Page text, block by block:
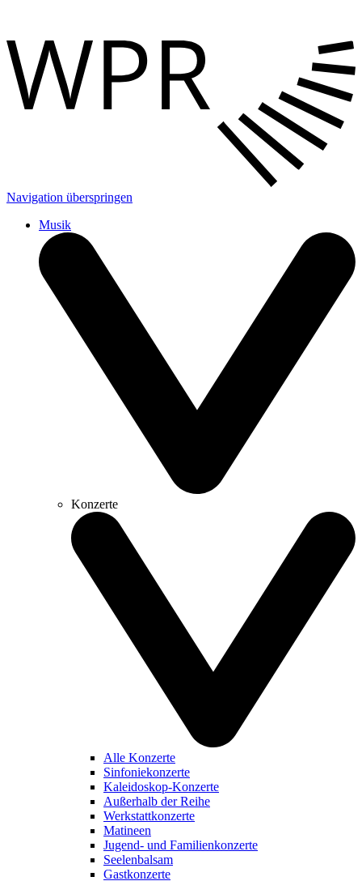
Navigation überspringen
Musik
Konzerte
Alle Konzerte
Sinfoniekonzerte
Kaleidoskop-Konzerte
Außerhalb der Reihe
Werkstattkonzerte
Matineen
Jugend- und Familienkonzerte
Seelenbalsam
Gastkonzerte